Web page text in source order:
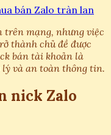
bán Zalo tràn lan
trên mạng, nhưng việc
thành chủ đề được
bán tài khoản là
lý và an toàn thông tin.
nick Zalo